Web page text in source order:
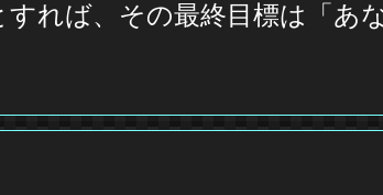
すれば、その最終目標は「